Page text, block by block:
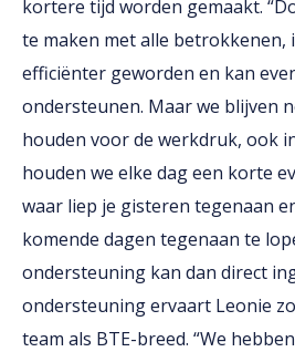
kortere tijd worden gemaakt.
te maken met alle betrokkenen,
efficiënter geworden en kan
ondersteunen. Maar we blijven
houden voor de werkdruk, ook
houden we elke dag een korte
waar liep je gisteren tegenaan
komende dagen tegenaan te
ondersteuning kan dan direct
ondersteuning ervaart Leonie
team als BTE-breed. “We